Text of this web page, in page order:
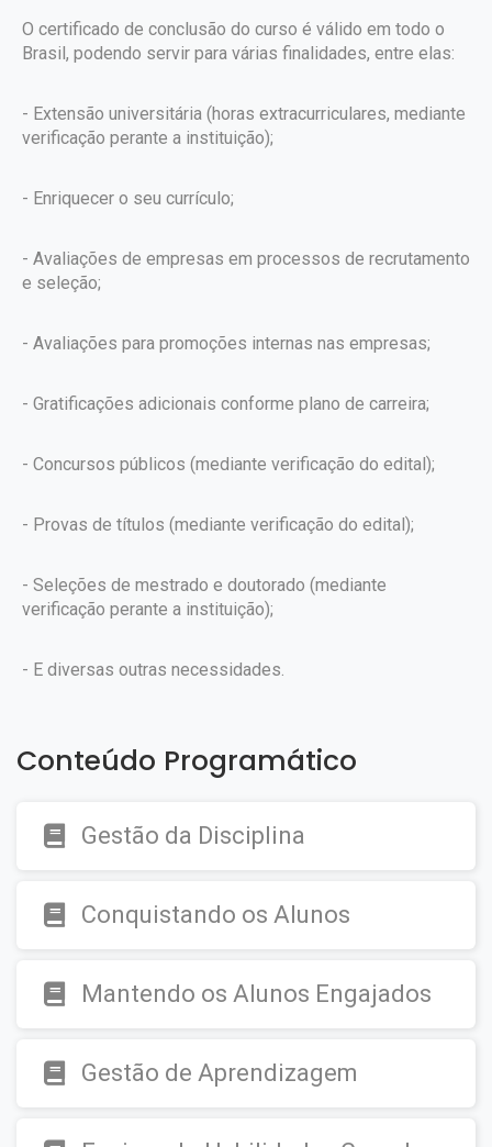
O certificado de conclusão do curso é válido em todo o
Brasil, podendo servir para várias finalidades, entre elas:
- Extensão universitária (horas extracurriculares, mediante
verificação perante a instituição);
- Enriquecer o seu currículo;
- Avaliações de empresas em processos de recrutamento
e seleção;
- Avaliações para promoções internas nas empresas;
- Gratificações adicionais conforme plano de carreira;
- Concursos públicos (mediante verificação do edital);
- Provas de títulos (mediante verificação do edital);
- Seleções de mestrado e doutorado (mediante
verificação perante a instituição);
- E diversas outras necessidades.
Conteúdo Programático
Gestão da Disciplina
Conquistando os Alunos
Mantendo os Alunos Engajados
Gestão de Aprendizagem